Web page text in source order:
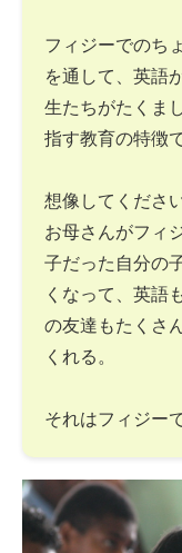
フィジーでのち
を通して、英語
生たちがたくま
指す教育の特徴
想像してくださ
お母さんがフィ
子だった自分の
くなって、英語
の友達もたくさ
くれる。
それはフィジー